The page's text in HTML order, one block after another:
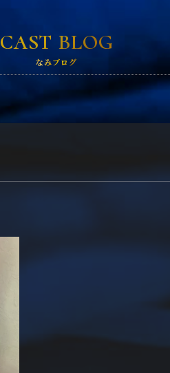
CAST BLOG
なみブログ